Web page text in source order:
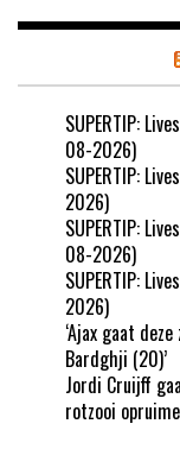
SUPERTIP:
08-2026)
SUPERTIP:
2026)
SUPERTIP:
08-2026)
SUPERTIP:
2026)
‘Ajax gaat
Bardghji (20)’
Jordi Cruijff
rotzooi